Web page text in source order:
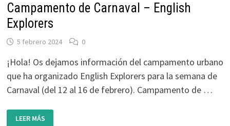
Campamento de Carnaval – English
Explorers
5 febrero 2024 0
¡Hola! Os dejamos información del campamento urbano
que ha organizado English Explorers para la semana de
Carnaval (del 12 al 16 de febrero). Campamento de …
CAMPAMENTO
DE
LEER MÁS